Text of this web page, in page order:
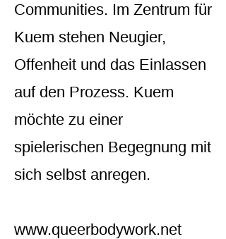
Communities. Im Zentrum für
Kuem stehen Neugier,
Offenheit und das Einlassen
auf den Prozess. Kuem
möchte zu einer
spielerischen Begegnung mit
sich selbst anregen.
www.queerbodywork.net